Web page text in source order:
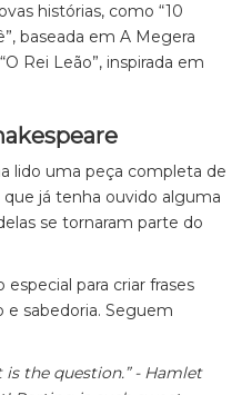
histórias, como “10
baseada em A Megera
Rei Leão”, inspirada em
lido uma peça completa de
já tenha ouvido alguma
se tornaram parte do
para criar frases
e sabedoria. Seguem
is the question.” - Hamlet